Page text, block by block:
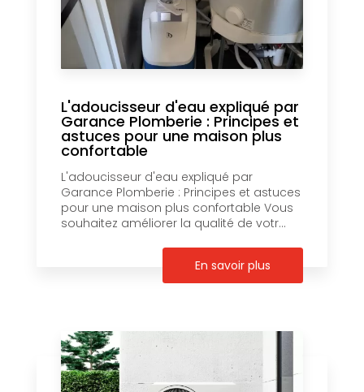
L'adoucisseur d'eau expliqué par
Garance Plomberie : Principes et
astuces pour une maison plus
confortable
L'adoucisseur d'eau expliqué par
Garance Plomberie : Principes et astuces
pour une maison plus confortable Vous
souhaitez améliorer la qualité de votr...
En savoir plus